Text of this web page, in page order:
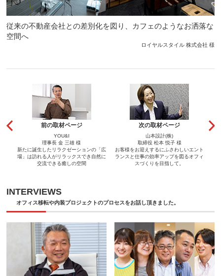
従来の不動産会社との差別化を図り、カフェのようなお洒落な
空間へ
ロイヤルスタイル 株式会社 様
前の取材ページ
YOU&I
理事長 金 三雄 様
新たに誕生したリラクゼーションの「広
場」は訪れる人がリラックスでき自然に
交流できる癒しの空間
次の取材ページ
山本設計(株)
取締役 松本 悦子 様
お客様をお迎えするにふさわしいエント
ランスと仕事の効率アップを図るオフィ
スづくりを目指して。
INTERVIEWS
オフィス移転や内装プロジェクトのプロセスをお話し頂きました。